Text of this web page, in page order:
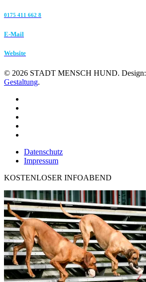
0175 411 662 8‬
E-Mail
Website
© 2026 STADT MENSCH HUND. Design:
Gestaltung.
Datenschutz
Impressum
KOSTENLOSER INFOABEND